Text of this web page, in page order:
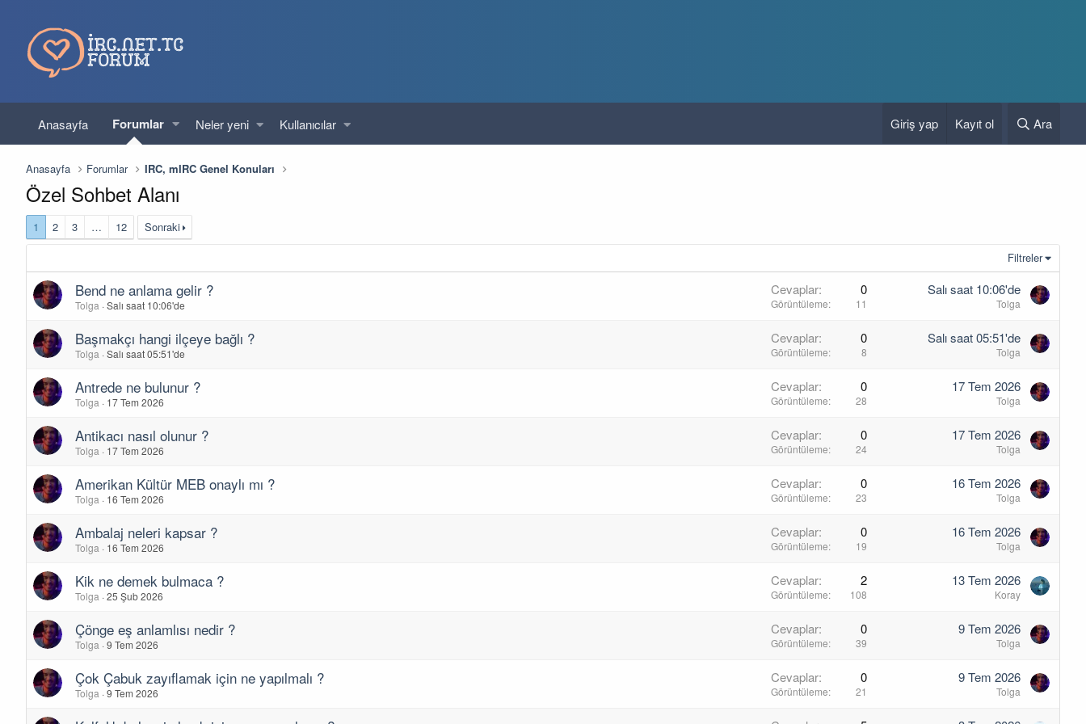
Anasayfa Forumlar Neler yeni Kullanıcılar Giriş yap Kayıt ol Ara
Anasayfa Forumlar IRC, mIRC Genel Konuları
Özel Sohbet Alanı
1 2 3 … 12
Sonraki
Filtreler
Bend ne anlama gelir ?
Tolga Salı saat 10:06'de
Cevaplar 0
Görüntüleme 11
Salı saat 10:06'de
Tolga
Başmakçı hangi ilçeye bağlı ?
Tolga Salı saat 05:51'de
Cevaplar 0
Görüntüleme 8
Salı saat 05:51'de
Tolga
Antrede ne bulunur ?
Tolga 17 Tem 2026
Cevaplar 0
Görüntüleme 28
17 Tem 2026
Tolga
Antikacı nasıl olunur ?
Tolga 17 Tem 2026
Cevaplar 0
Görüntüleme 24
17 Tem 2026
Tolga
Amerikan Kültür MEB onaylı mı ?
Tolga 16 Tem 2026
Cevaplar 0
Görüntüleme 23
16 Tem 2026
Tolga
Ambalaj neleri kapsar ?
Tolga 16 Tem 2026
Cevaplar 0
Görüntüleme 19
16 Tem 2026
Tolga
Kik ne demek bulmaca ?
Tolga 25 Şub 2026
Cevaplar 2
Görüntüleme 108
13 Tem 2026
Koray
Çönge eş anlamlısı nedir ?
Tolga 9 Tem 2026
Cevaplar 0
Görüntüleme 39
9 Tem 2026
Tolga
Çok Çabuk zayıflamak için ne yapılmalı ?
Tolga 9 Tem 2026
Cevaplar 0
Görüntüleme 21
9 Tem 2026
Tolga